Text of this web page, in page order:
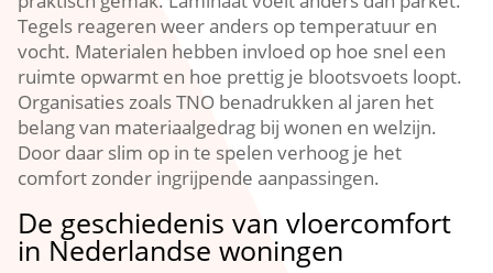
Tegels reageren weer anders op temperatuur en
vocht.​ Materialen hebben invloed op hoe snel een
ruimte opwarmt en hoe prettig je blootsvoets loopt.​
Organisaties zoals TNO benadrukken al jaren het
belang van materiaalgedrag bij wonen en welzijn.​
Door daar slim op in te spelen verhoog je het
comfort zonder ingrijpende aanpassingen.​
De geschiedenis van vloercomfort
in Nederlandse woningen